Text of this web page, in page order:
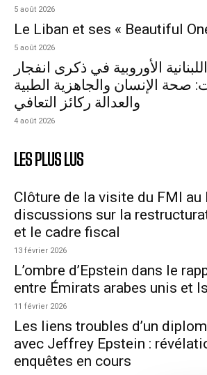
5 août 2026
Le Liban et ses « Beautiful
5 août 2026
الأوروبية في ذكرى انفجار
صحة الإنسان والجاهزية الطبية
والعدالة ركائز التعافي
4 août 2026
LES PLUS LUS
Clôture de la visite du FMI au
discussions sur la
et le cadre fiscal
13 février 2026
L’ombre d’Epstein dans le
entre Émirats arabes unis et
11 février 2026
Les liens troubles d’un
avec Jeffrey Epstein :
enquêtes en cours